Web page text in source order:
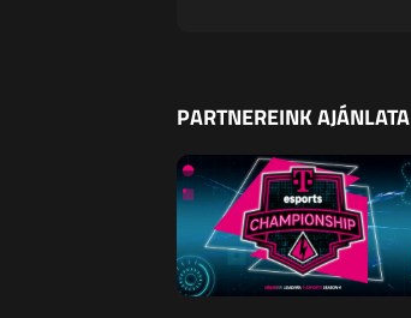
PARTNEREINK AJÁNLATA